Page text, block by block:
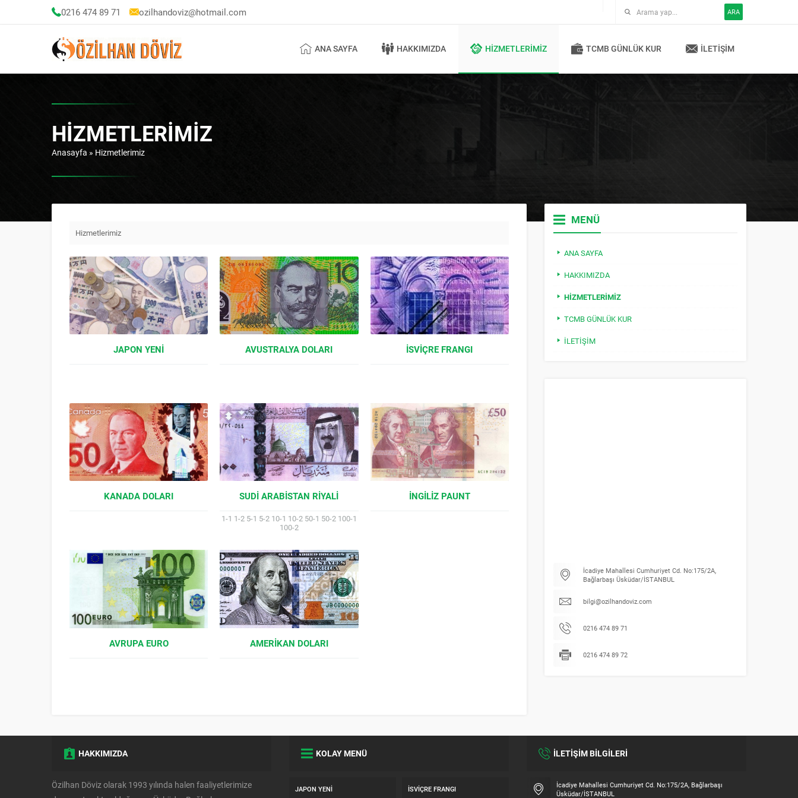
0216 474 89 71 ozilhandoviz@hotmail.com ARA
ANA SAYFA HAKKIMIZDA HIZMETLERIMIZ TCMB GÜNLÜK KUR İLETIŞIM
HIZMETLERIMIZ
Anasayfa » Hizmetlerimiz
Hizmetlerimiz
JAPON YENI AVUSTRALYA DOLARI İSVIÇRE FRANGI
KANADA DOLARI SUDI ARABISTAN RIYALI
1-1 1-2 5-1 5-2 10-1 10-2 50-1 50-2 100-1
100-2
İNGILIZ PAUNT
AVRUPA EURO AMERIKAN DOLARI
MENÜ
ANA SAYFA
HAKKIMIZDA
HIZMETLERIMIZ
TCMB GÜNLÜK KUR
İLETIŞIM
İcadiye Mahallesi Cumhuriyet Cd. No:175/2A,
Bağlarbaşı Üsküdar/İSTANBUL
bilgi@ozilhandoviz.com
0216 474 89 71
0216 474 89 72
HAKKIMIZDA
Özilhan Döviz olarak 1993 yılında halen faaliyetlerimize
KOLAY MENÜ
JAPON YENI İSVIÇRE FRANGI
İLETİŞİM BİLGİLERİ
İcadiye Mahallesi Cumhuriyet Cd. No:175/2A, Bağlarbaşı
Üsküdar/İSTANBUL